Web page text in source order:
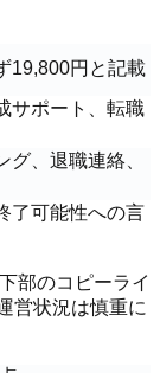
19,800円と記載
サポート、転職
、退職連絡、
了可能性への言
部のコピーライ
営状況は慎重に